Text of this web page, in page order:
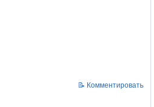
📝 Комментировать